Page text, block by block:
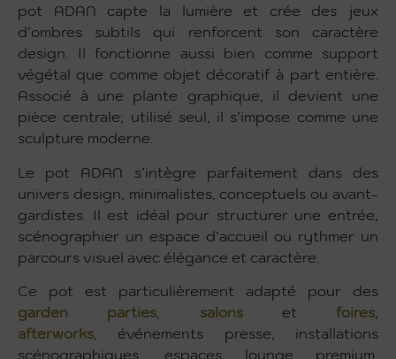
pot ADAN capte la lumière et crée des jeux
d’ombres subtils qui renforcent son caractère
design. Il fonctionne aussi bien comme support
végétal que comme objet décoratif à part entière.
Associé à une plante graphique, il devient une
pièce centrale; utilisé seul, il s’impose comme une
sculpture moderne.
Le pot ADAN s’intègre parfaitement dans des
univers design, minimalistes, conceptuels ou avant-
gardistes. Il est idéal pour structurer une entrée,
scénographier un espace d’accueil ou rythmer un
parcours visuel avec élégance et caractère.
Ce pot est particulièrement adapté pour des
garden parties
salonset foires
afterworks , événements presse, installations
scénographiques, espaces lounge premium,